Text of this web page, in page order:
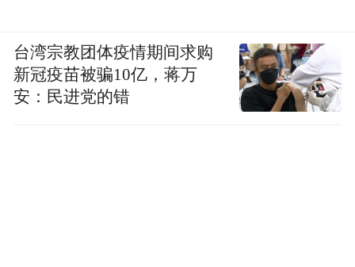
台湾宗教团体疫情期间求购
新冠疫苗被骗10亿，蒋万
安：民进党的错